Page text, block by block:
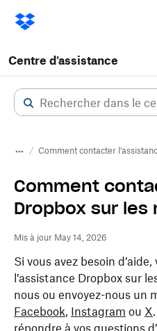
Centre d'assistance
Comment contacter
Comment
Dropbox sur les
Mis à jour May 14, 2026
Si vous avez besoin
l’assistance Dropbox sur
nous ou envoyez-nous un
Facebook, Instagram ou X
répondre à vos questions